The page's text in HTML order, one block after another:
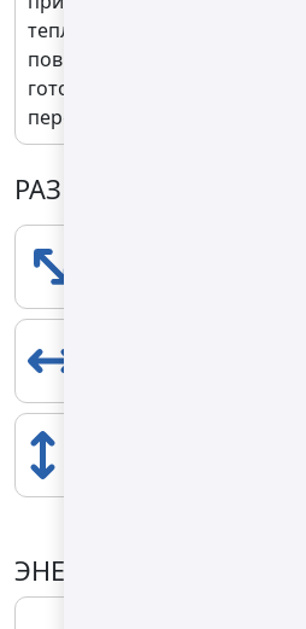
теплоноситель для защиты
повреждений, вызванных
готовый продукт затем
перфорированной корзины.
РАЗМЕРЫ
ЭНЕРГЕТИЧЕСКИЕ